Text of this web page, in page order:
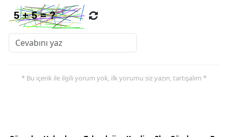
* Bu içerik ile ilgili yorum yok, ilk yorumu siz yazın, tartışalım *